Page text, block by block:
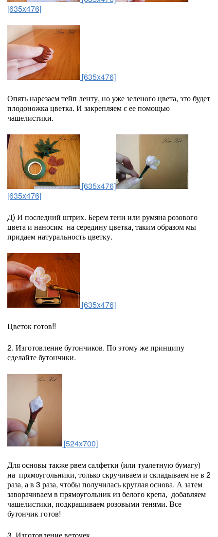
[635x476]
[635x476]
Опять нарезаем тейп ленту, но уже зеленого цвета, это будет
плодоножка цветка. И закрепляем с ее помощью
чашелистики.
[635x476]
[635x476]
Д) И последний штрих. Берем тени или румяна розового
цвета и наносим на середину цветка, таким образом мы
придаем натуральность цветку.
[635x476]
Цветок готов!!
2. Изготовление бутончиков. По этому же принципу
сделайте бутончики.
[524x700]
Для основы также рвем салфетки (или туалетную бумагу)
на прямоугольники, только скручиваем и складываем не в 2
раза, а в 3 раза, чтобы получилась круглая основа. А затем
заворачиваем в прямоугольник из белого крепа, добавляем
чашелистики, подкрашиваем розовыми тенями. Все
бутончик готов!